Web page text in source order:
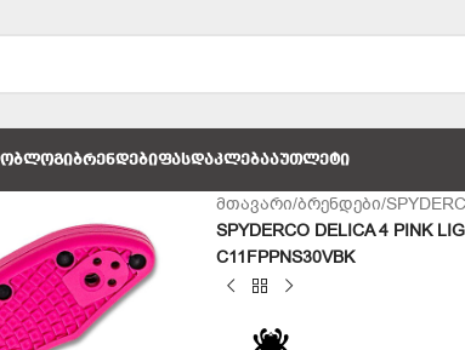
ᲑᲚᲝᲒᲘᲑᲠᲔᲜᲓᲔᲑᲘᲤᲐᲡᲓᲐᲙᲚᲔᲑᲐᲐᲣᲗᲚᲔᲢᲘ
მთავარი/ბრენდები/
SPYDERCO DELICA 4 PINK
C11FPPNS30VBK